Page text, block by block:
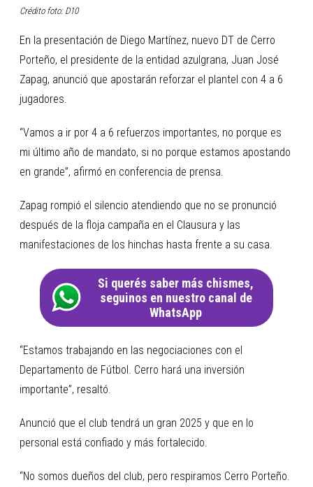
Crédito foto: D10
En la presentación de Diego Martínez, nuevo DT de Cerro
Porteño, el presidente de la entidad azulgrana, Juan José
Zapag, anunció que apostarán reforzar el plantel con 4 a 6
jugadores.
“Vamos a ir por 4 a 6 refuerzos importantes, no porque es
mi último año de mandato, si no porque estamos apostando
en grande”, afirmó en conferencia de prensa.
Zapag rompió el silencio atendiendo que no se pronunció
después de la floja campaña en el Clausura y las
manifestaciones de los hinchas hasta frente a su casa.
Si querés saber más chismes,
seguinos en nuestro canal de
WhatsApp
“Estamos trabajando en las negociaciones con el
Departamento de Fútbol. Cerro hará una inversión
importante”, resaltó.
Anunció que el club tendrá un gran 2025 y que en lo
personal está confiado y más fortalecido.
“No somos dueños del club, pero respiramos Cerro Porteño.